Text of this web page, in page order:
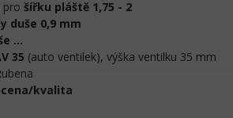
pro šířku pláště 1,75 - 2
duše 0,9 mm
...
35 (auto ventilek), výška ventilku 35 mm
cena/kvalita